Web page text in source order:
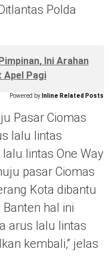
Polda
Ini Arahan
Apel Pagi
Powered by Inline Related Posts
Pasar Ciomas
lalu lintas
lintas One Way
pasar Ciomas
Kota dibantu
hal ini
arus lalu lintas
kembali,” jelas